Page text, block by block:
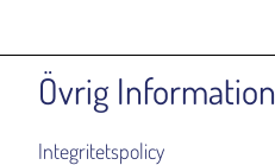
Övrig Information
Integritetspolicy